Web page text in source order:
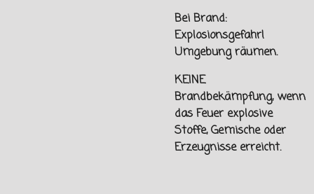
Bei Brand:
Explosionsgefahr!
Umgebung räumen.
KEINE
Brandbekämpfung, wenn
das Feuer explosive
Stoffe, Gemische oder
Erzeugnisse erreicht.